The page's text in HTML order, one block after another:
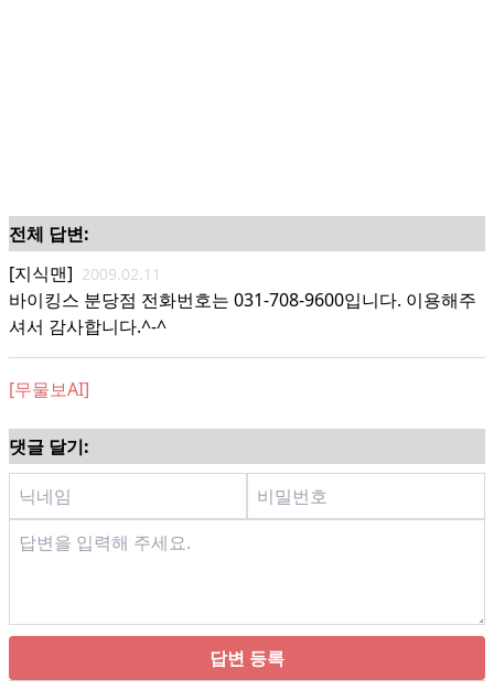
전체 답변:
[지식맨] 2009.02.11
바이킹스 분당점 전화번호는 031-708-9600입니다. 이용해주
셔서 감사합니다.^-^
[무물보AI]
댓글 달기:
답변 등록